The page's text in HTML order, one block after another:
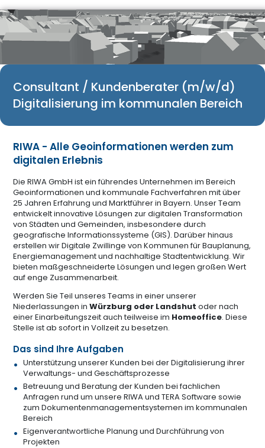
Consultant / Kundenberater (m/w/d)
Digitalisierung im kommunalen Bereich
RIWA - Alle Geoinformationen werden zum
digitalen Erlebnis
Die RIWA GmbH ist ein führendes Unternehmen im Bereich
Geoinformationen und kommunale Fachverfahren mit über
25 Jahren Erfahrung und Marktführer in Bayern. Unser Team
entwickelt innovative Lösungen zur digitalen Transformation
von Städten und Gemeinden, insbesondere durch
geografische Informationssysteme (GIS). Darüber hinaus
erstellen wir Digitale Zwillinge von Kommunen für Bauplanung,
Energiemanagement und nachhaltige Stadtentwicklung. Wir
bieten maßgeschneiderte Lösungen und legen großen Wert
auf enge Zusammenarbeit.
Werden Sie Teil unseres Teams in einer unserer
Niederlassungen inWürzburg oder Landshut oder nach
einer Einarbeitungszeit auch teilweise im Homeoffice. Diese
Stelle ist ab sofort in Vollzeit zu besetzen.
Das sind Ihre Aufgaben
Unterstützung unserer Kunden bei der Digitalisierung ihrer
Verwaltungs- und Geschäftsprozesse
Betreuung und Beratung der Kunden bei fachlichen
Anfragen rund um unsere RIWA und TERA Software sowie
zum Dokumentenmanagementsystemen im kommunalen
Bereich
Eigenverantwortliche Planung und Durchführung von
Projekten